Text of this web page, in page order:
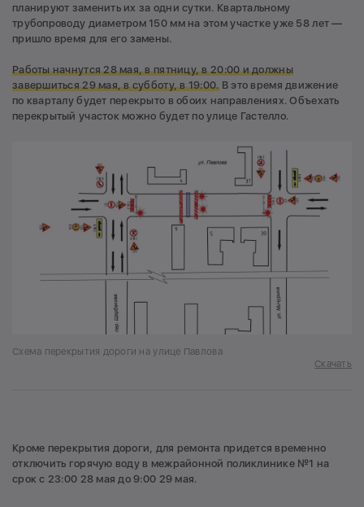
планируют заменить их за одни сутки. Квартальному
трубопроводу диаметром 150 мм на этом участке уже 58 лет —
пришло время для его замены.
Работы начнутся28 мая, в пятницу, в 20:00и должны
завершиться 29 мая,в субботу,в 19:00.В это время движение
по кварталу будет перекрыто в обоих направлениях. Объехать
перекрытый участок можно будет по улице Гастелло.
Схема перекрытия дороги на улице Павлова
Скачать
Кроме перекрытия дороги, для ремонта придется временно
отключить горячую воду в межрайонной поликлинике №1 на
срок с 23:00 28 мая до 9:00 29 мая.